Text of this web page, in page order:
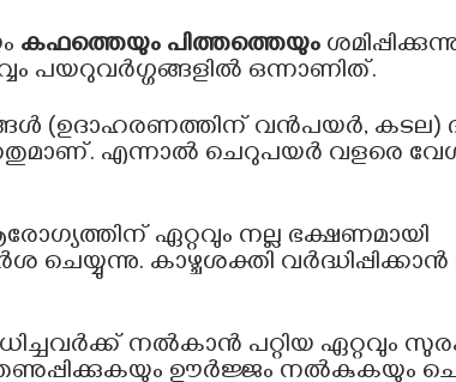
കഫത്തെയും പിത്തത്തെയും
പയറുവർഗ്ഗങ്ങളിൽ ഒന്നാണിത്.
(ഉദാഹരണത്തിന് വൻപയർ, കടല)
എന്നാൽ ചെറുപയർ വളരെ
ഏറ്റവും നല്ല ഭക്ഷണമായി
കാഴ്ചശക്തി
നൽകാൻ പറ്റിയ ഏറ്റവും
ഊർജ്ജം നൽകുകയും